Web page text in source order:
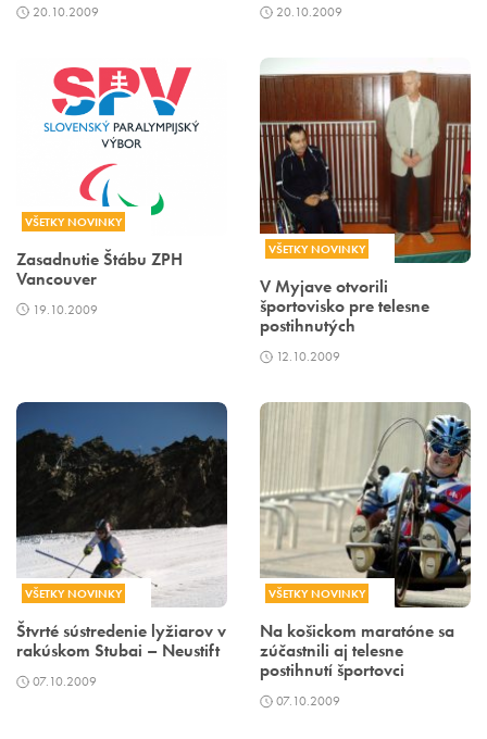
20.10.2009 20.10.2009
VŠETKY NOVINKY
Zasadnutie Štábu ZPH
Vancouver
19.10.2009
VŠETKY NOVINKY
V Myjave otvorili
športovisko pre telesne
postihnutých
12.10.2009
VŠETKY NOVINKY
Štvrté sústredenie lyžiarov v
rakúskom Stubai – Neustift
07.10.2009
VŠETKY NOVINKY
Na košickom maratóne sa
zúčastnili aj telesne
postihnutí športovci
07.10.2009